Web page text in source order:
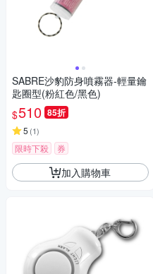
SABRE沙豹防身噴霧器-輕量鑰
匙圈型(粉紅色/黑色)
$510 85折
5 (1)
限時下殺 券
加入購物車